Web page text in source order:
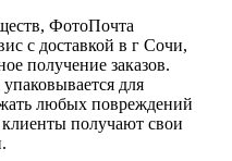
ФотоПочта
с доставкой в г Сочи,
получение заказов.
для
любых повреждений
получают свои